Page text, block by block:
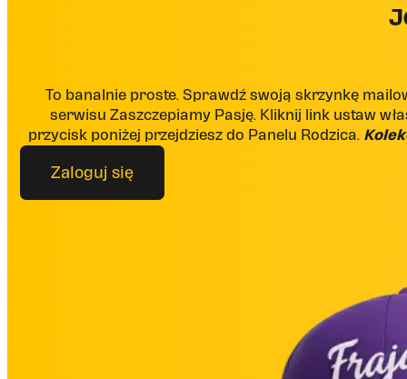
To banalnie proste. Sprawdź swoją skrzynkę
serwisu Zaszczepiamy Pasję. Kliknij link ustaw
przycisk poniżej przejdziesz do Panelu Rodzica.
Zaloguj się